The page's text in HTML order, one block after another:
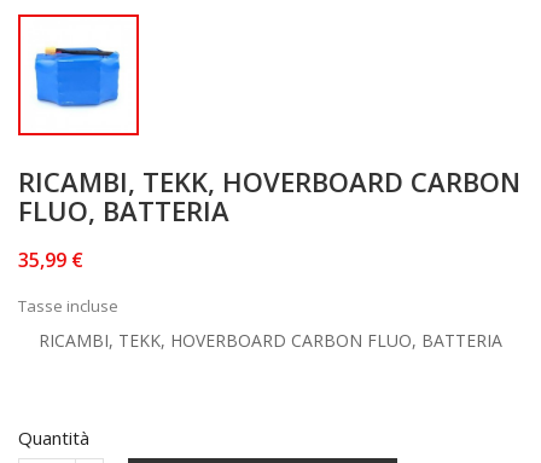
RICAMBI, TEKK, HOVERBOARD CARBON
FLUO, BATTERIA
35,99 €
Tasse incluse
RICAMBI, TEKK, HOVERBOARD CARBON FLUO, BATTERIA
Quantità